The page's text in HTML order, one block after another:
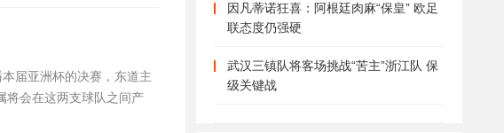
届亚洲杯的决赛，东道主
将会在这两支球队之间产
因凡蒂诺狂喜：阿根廷肉麻“保皇” 欧足
联态度仍强硬
武汉三镇队将客场挑战“苦主”浙江队 保
级关键战